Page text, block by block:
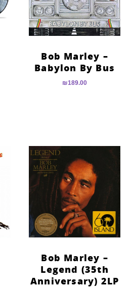
Bob Marley –
Babylon By Bus
₪189.00
Bob Marley –
Legend (35th
Anniversary) 2LP